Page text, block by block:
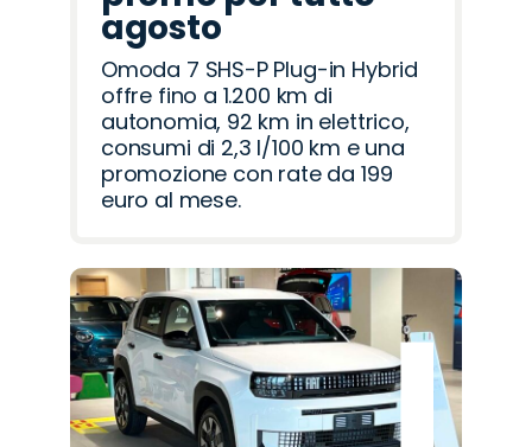
agosto
Omoda 7 SHS-P Plug-in Hybrid
offre fino a 1.200 km di
autonomia, 92 km in elettrico,
consumi di 2,3 l/100 km e una
promozione con rate da 199
euro al mese.